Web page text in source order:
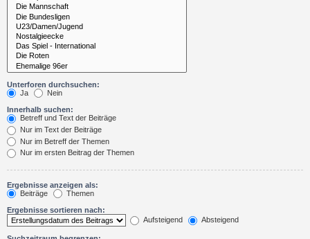
Unterforen durchsuchen:
Ja
Nein
Innerhalb suchen:
Betreff und Text der Beiträge
Nur im Text der Beiträge
Nur im Betreff der Themen
Nur im ersten Beitrag der Themen
Ergebnisse anzeigen als:
Beiträge
Themen
Ergebnisse sortieren nach:
Aufsteigend
Absteigend